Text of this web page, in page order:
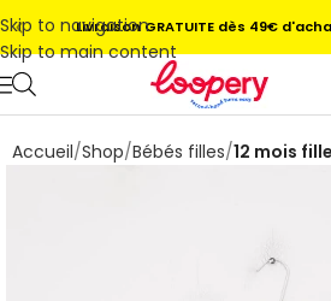
Skip to navigation
Skip to main content
Accueil Shop Bébés filles 12 mois